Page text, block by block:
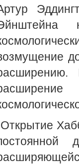
Открытие